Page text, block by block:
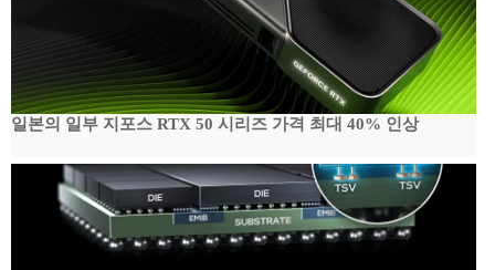
일본의 일부 지포스 RTX 50 시리즈 가격 최대 40% 인상